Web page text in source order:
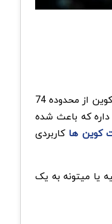
هایپرلیکویید بعد از ثبت سقف تاریخی 75.51 دلار در 02 ژوئن، وارد فاز اصلاحی شد و بخشی از رشد چشمگیر ماه های اخیر خودش رو پس داد. همزمان با ریزش بیت کوین از محدوده 74
داره که باعث شده
کوین ها کاربردی
یا میتونه به یک